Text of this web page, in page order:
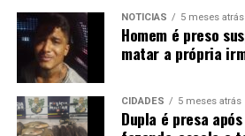
NOTÍCIAS 5 meses atrás
Homem é preso
matar a própria
CIDADES 5 meses atrás
Dupla é presa